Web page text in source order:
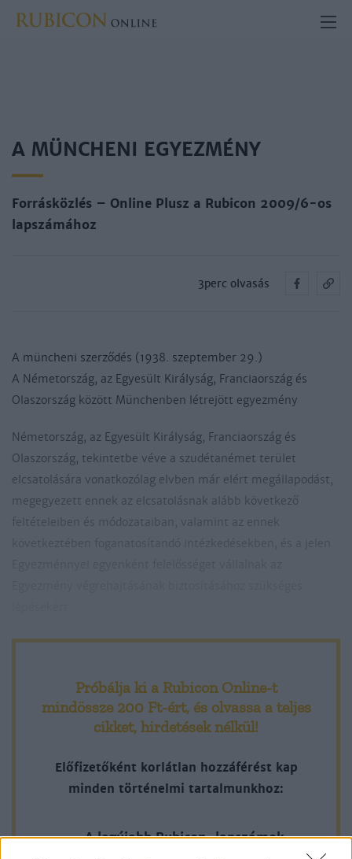
A MÜNCHENI EGYEZMÉNY
Forrásközlés – Online Plusz a Rubicon 2009/6-os
lapszámához
3perc olvasás
A müncheni szerződés (1938. szeptember 29.)
A Németország, az Egyesült Királyság, Franciaország és
Olaszország között Münchenben létrejött egyezmény
Németország, az Egyesült Királyság, Franciaország és
Olaszország, tekintetbe véve a szudétanémet terület
elcsatolására vonatkozólag elvben már elért megállapodást,
megegyezett ennek az elcsatolásnak alább következő
feltételeiben és módozataiban, valamint az ennek
l. A kiürítés október 1-jén kezdődik.
2. Az Egyesült Királyság, Franciaország és Olaszország
megállapodnak abban, hogy a terület kiürítése október 10-ig
befejeződjék, mégpedig anélkül, hogy a meglevő
csehszlovák kormány felelős azért, hogy a kiürítés az
említett berendezések megrongálása nélkül menjen végbe.
Próbálja ki a Rubicon Online-t
mindössze 200 Ft-ért, és olvassa a teljes
cikket, hirdetések nélkül!
Előfizetőként korlátlan hozzáférést kap
minden történelmi tartalmunkhoz:
A legújabb Rubicon-lapszámok